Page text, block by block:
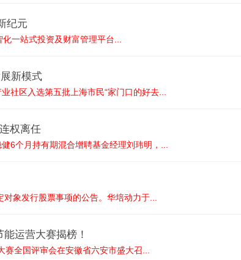
纪元
一站式投资及财富管理平台...
新模式
社区入选第五批上海市民“家门口的好去...
权离任
6个月持有期混合增聘基金经理刘玮明，...
象发行股票事项的公告。华培动力于...
运营大赛揭榜！
全国评审会在安徽省六安市盛大召...